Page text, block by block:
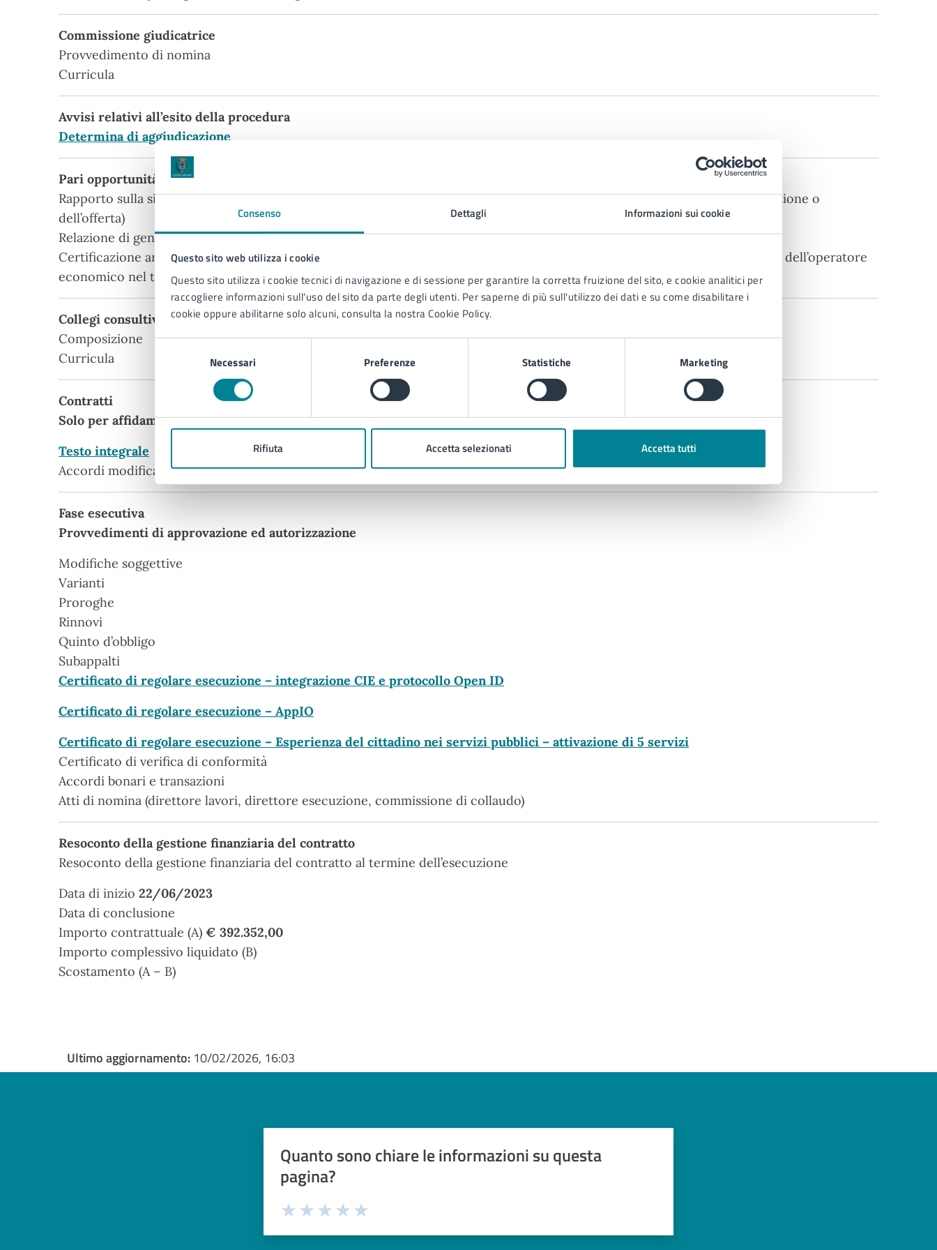
Consenso Dettagli Informazioni sui cookie
Questo sito web utilizza i cookie
Questo sito utilizza i cookie tecnici di navigazione e di sessione per garantire la corretta fruizione del sito, e cookie analitici per
raccogliere informazioni sull'uso del sito da parte degli utenti. Per saperne di più sull'utilizzo dei dati e su come disabilitare i
cookie oppure abilitarne solo alcuni, consulta la nostra Cookie Policy.
consenso
Necessari Preferenze Statistiche Marketing
Rifiuta Accetta selezionati Accetta tutti
Commissione giudicatrice
Provvedimento di nomina
Curricula
Avvisi relativi all’esito della procedura
Determina di aggiudicazione
Pari opportunità e inclusione lavorativa
Rapporto sulla situazione del personale maschile e femminile (al momento della presentazione della domanda di partecipazione o
dell’offerta)
Relazione di genere sulla situazione del personale maschile e femminile (entro sei mesi dalla conclusione del contratto)
Certificazione art. 17 l. 12/03/1999, n. 68 relativa all’assolvimento degli obblighi, eventuali sanzioni e provvedimenti a carico dell’operatore
economico nel triennio antecedente
Collegi consultivi tecnici
Composizione
Curricula
Contratti
Solo per affidamenti sopra soglia o finanziati da PNRR e da fondi strutturali
Testo integrale
Accordi modificativi o interpretativi
Fase esecutiva
Provvedimenti di approvazione ed autorizzazione
Modifiche soggettive
Varianti
Proroghe
Rinnovi
Quinto d’obbligo
Subappalti
Certificato di regolare esecuzione – integrazione CIE e protocollo Open ID
Certificato di regolare esecuzione – AppIO
Certificato di regolare esecuzione – Esperienza del cittadino nei servizi pubblici – attivazione di 5 servizi
Certificato di verifica di conformità
Accordi bonari e transazioni
Atti di nomina (direttore lavori, direttore esecuzione, commissione di collaudo)
Resoconto della gestione finanziaria del contratto
Resoconto della gestione finanziaria del contratto al termine dell’esecuzione
Data di inizio 22/06/2023
Data di conclusione
Importo contrattuale (A) € 392.352,00
Importo complessivo liquidato (B)
Scostamento (A – B)
Ultimo aggiornamento: 10/02/2026, 16:03
Quanto sono chiare le informazioni su questa
pagina?